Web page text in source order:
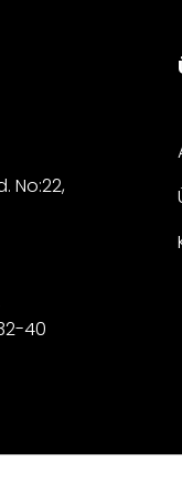
No:22,
40